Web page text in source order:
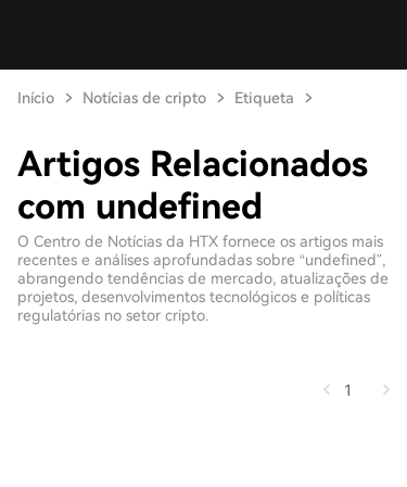
Início Notícias de cripto Etiqueta
Artigos Relacionados
com undefined
O Centro de Notícias da HTX fornece os artigos mais
recentes e análises aprofundadas sobre “undefined”,
abrangendo tendências de mercado, atualizações de
projetos, desenvolvimentos tecnológicos e políticas
regulatórias no setor cripto.
1